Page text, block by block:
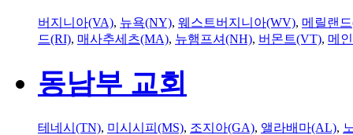
버지니아(VA), 뉴욕(NY), 웨스트버지니아(WV), 메릴랜
드(RI), 매사추세츠(MA), 뉴햄프셔(NH), 버몬트(VT), 메
동남부 교회
테네시(TN), 미시시피(MS), 조지아(GA), 앨라배마(AL),